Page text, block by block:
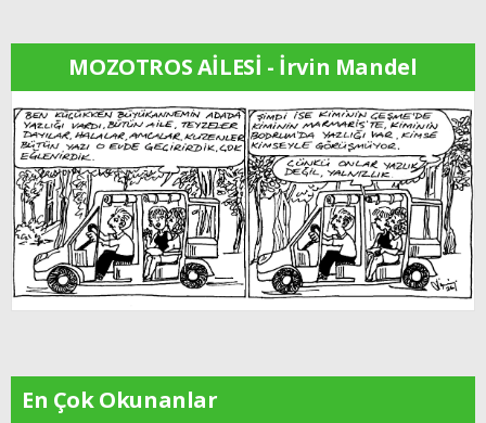
MOZOTROS AİLESİ - İrvin Mandel
En Çok Okunanlar